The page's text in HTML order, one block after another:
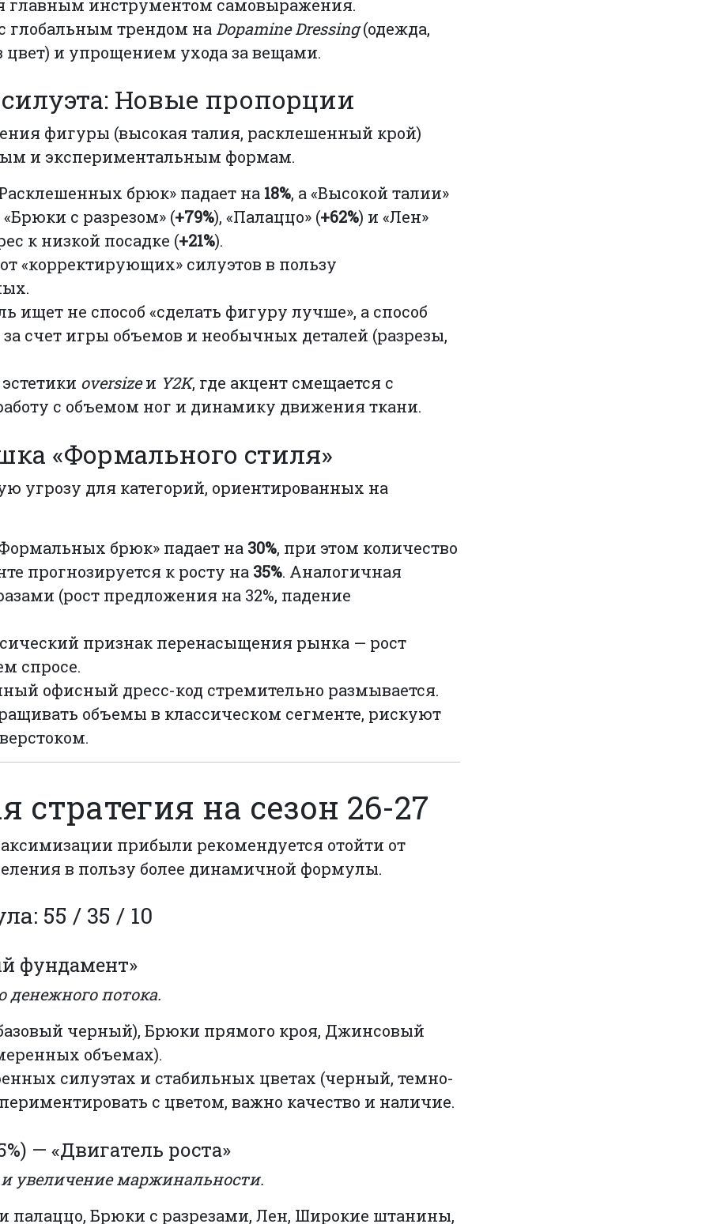
главным инструментом самовыражения.
глобальным трендом на Dopamine Dressing(одежда,
и упрощением ухода за вещами.
Новые пропорции
фигуры (высокая талия, расклешенный крой)
и экспериментальным формам.
брюк» падает на 18%, а «Высокой талии»
с разрезом» (+79%), «Палаццо» (+62%) и «Лен»
к низкой посадке (+21%).
«корректирующих» силуэтов в пользу
ищет не способ «сделать фигуру лучше», а способ
за счет игры объемов и необычных деталей (разрезы,
oversizeи Y2K, где акцент смещается с
с объемом ног и динамику движения ткани.
«Формального стиля»
угрозу для категорий, ориентированных на
брюк» падает на 30%, при этом количество
прогнозируется к росту на 35%. Аналогичная
(рост предложения на 32%, падение
признак перенасыщения рынка — рост
спросе.
офисный дресс-код стремительно размывается.
объемы в классическом сегменте, рискуют
стратегия на сезон 26-27
прибыли рекомендуется отойти от
в пользу более динамичной формулы.
55 / 35 / 10
фундамент»
денежного потока.
черный), Брюки прямого кроя, Джинсовый
объемах).
силуэтах и стабильных цветах (черный, темно-
с цветом, важно качество и наличие.
— «Двигатель роста»
и увеличение маржинальности.
палаццо, Брюки с разрезами, Лен, Широкие штанины,